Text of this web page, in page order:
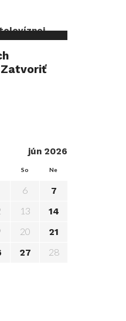
Zatvoriť
jún 2026
So Ne
6 7
13 14
20
21
27
28